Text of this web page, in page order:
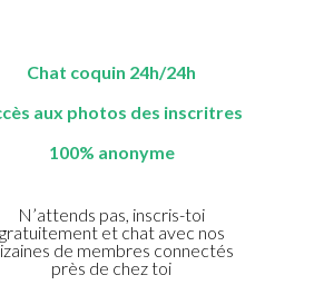
Chat coquin 24h/24h
aux photos des inscritres
100% anonyme
N’attends pas, inscris-toi
gratuitement et chat avec nos
de membres connectés
près de chez toi